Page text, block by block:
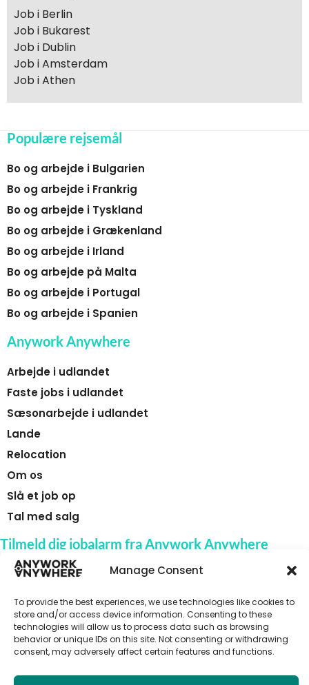
Manage Consent
To provide the best experiences, we use technologies like cookies to
store and/or access device information. Consenting to these
technologies will allow us to process data such as browsing
behavior or unique IDs on this site. Not consenting or withdrawing
consent, may adversely affect certain features and functions.
Job i Berlin
Job i Bukarest
Job i Dublin
Job i Amsterdam
Job i Athen
Populære rejsemål
Bo og arbejde i Bulgarien
Bo og arbejde i Frankrig
Bo og arbejde i Tyskland
Bo og arbejde i Grækenland
Bo og arbejde i Irland
Bo og arbejde på Malta
Bo og arbejde i Portugal
Bo og arbejde i Spanien
Anywork Anywhere
Arbejde i udlandet
Faste jobs i udlandet
Sæsonarbejde i udlandet
Lande
Relocation
Om os
Slå et job op
Tal med salg
Tilmeld dig jobalarm fra Anywork Anywhere
🌞 MODTAG JOBADVARSLER